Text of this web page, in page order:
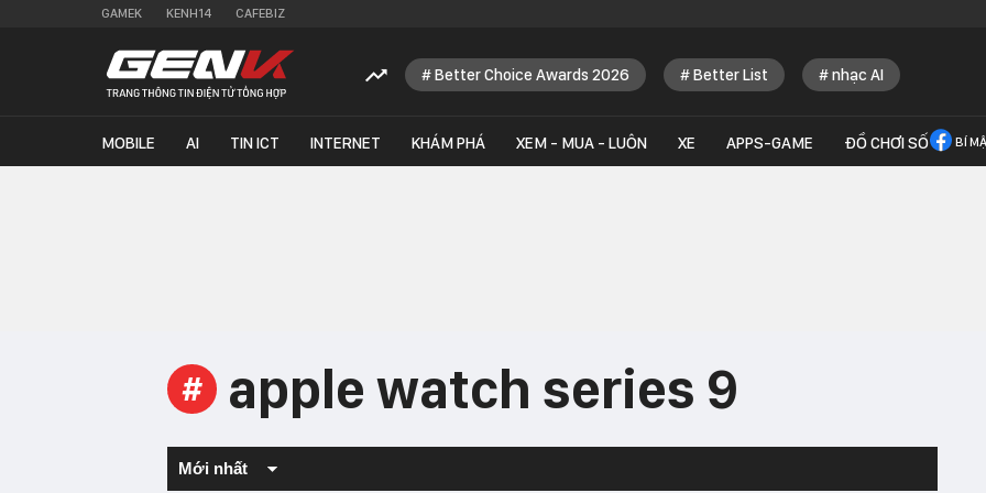
GAMEK KENH14 CAFEBIZ
Better Choice Awards 2026 Better List nhạc AI
MOBILE AI TIN ICT INTERNET KHÁM PHÁ XEM - MUA - LUÔN XE APPS-GAME ĐỒ CHƠI SỐ BÍ
# apple watch series 9
Mới nhất